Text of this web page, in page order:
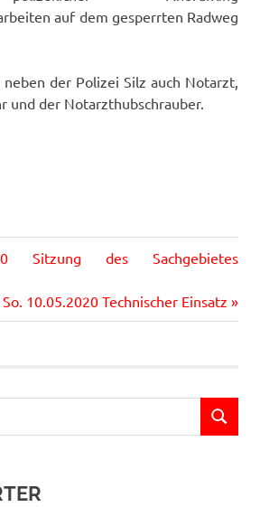
auf dem gesperrten Radweg
neben der Polizei Silz auch Notarzt,
und der Notarzthubschrauber.
Sitzung des Sachgebietes
Nächster
Beitrag:
So. 10.05.2020 Technischer Einsatz
SUCHEN